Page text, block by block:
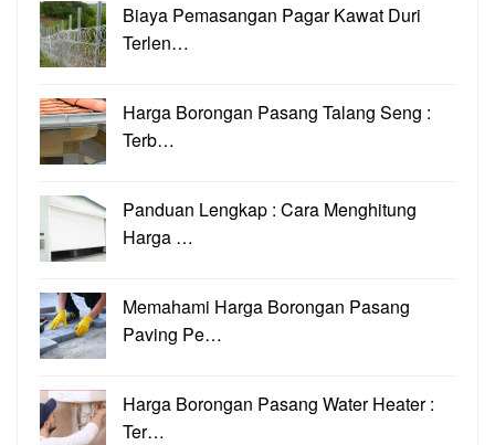
Biaya Pemasangan Pagar Kawat Duri
Terlen…
Harga Borongan Pasang Talang Seng :
Terb…
Panduan Lengkap : Cara Menghitung
Harga …
Memahami Harga Borongan Pasang
Paving Pe…
Harga Borongan Pasang Water Heater :
Ter…